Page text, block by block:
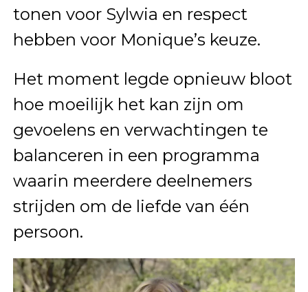
tonen voor Sylwia en respect
hebben voor Monique’s keuze.
Het moment legde opnieuw bloot
hoe moeilijk het kan zijn om
gevoelens en verwachtingen te
balanceren in een programma
waarin meerdere deelnemers
strijden om de liefde van één
persoon.